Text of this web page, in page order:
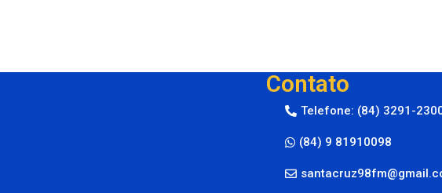
Contato
Telefone: (84) 3291-
(84) 9 81910098